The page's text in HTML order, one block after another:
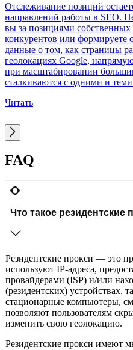
Отслеживание позиций
направлений работы в SEO.
вы за позициями
конкурентов или формируете
данные о том, как страницы
геолокациях Google,
при масштабировании
сталкиваются с одними и
Читать
FAQ
Что такое резидентские
Резидентские прокси — это
используют IP-адреса,
провайдерами (ISP) и/или
(резидентских) устройствах,
стационарные компьютеры,
позволяют пользователям
изменить свою геолокацию.
Резидентские прокси имеют